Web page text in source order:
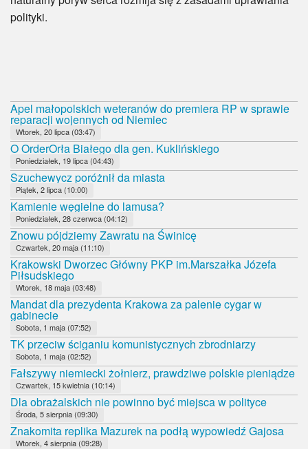
polityki.
Apel małopolskich weteranów do premiera RP w sprawie
reparacji wojennych od Niemiec
Wtorek, 20 lipca (03:47)
O OrderOrła Białego dla gen. Kuklińskiego
Poniedziałek, 19 lipca (04:43)
Szuchewycz poróżnił da miasta
Piątek, 2 lipca (10:00)
Kamienie węgielne do lamusa?
Poniedziałek, 28 czerwca (04:12)
Znowu pójdziemy Zawratu na Świnicę
Czwartek, 20 maja (11:10)
Krakowski Dworzec Główny PKP im.Marszałka Józefa
Piłsudskiego
Wtorek, 18 maja (03:48)
Mandat dla prezydenta Krakowa za palenie cygar w
gabinecie
Sobota, 1 maja (07:52)
TK przeciw ściganiu komunistycznych zbrodniarzy
Sobota, 1 maja (02:52)
Fałszywy niemiecki żołnierz, prawdziwe polskie pieniądze
Czwartek, 15 kwietnia (10:14)
Dla obrażalskich nie powinno być miejsca w polityce
Środa, 5 sierpnia (09:30)
Znakomita replika Mazurek na podłą wypowiedź Gajosa
Wtorek, 4 sierpnia (09:28)